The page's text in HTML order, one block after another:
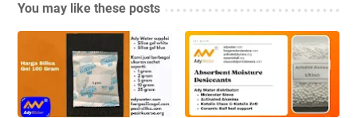
You may like these posts